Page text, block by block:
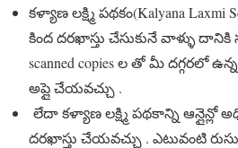
కళ్యాణ లక్ష్మి పథకం(Kalyana Laxmi
కింద దరఖాస్తు చేసుకునే వాళ్ళు దానికి
scanned copies ల తో మీ దగ్గరలో
అప్లై చేయవచ్చు .
లేదా కళ్యాణ లక్ష్మి పథకాన్ని ఆన్లైన్లో
దరఖాస్తు చేయవచ్చు . ఎటువంటి